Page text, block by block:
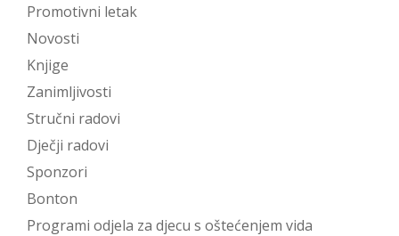
Promotivni letak
Novosti
Knjige
Zanimljivosti
Stručni radovi
Dječji radovi
Sponzori
Bonton
Programi odjela za djecu s oštećenjem vida